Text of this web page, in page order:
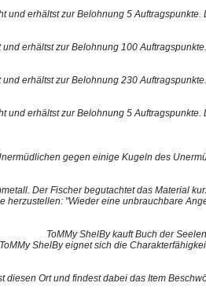
und erhältst zur Belohnung 5
erhältst zur Belohnung 100
erhältst zur Belohnung 230
und erhältst zur Belohnung 5
gegen einige Kugeln des
Der Fischer begutachtet das Material
herzustellen: "Wieder eine unbrauchbare
ToMMy ShelBy kauft Buch der
ToMMy ShelBy eignet sich die
diesen Ort und findest dabei das Item